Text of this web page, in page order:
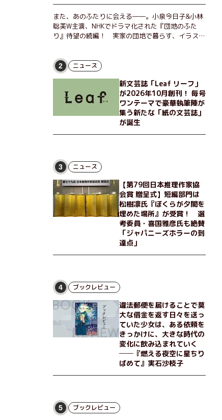
また、あのふたりに会える――。小泉今日子&小林
聡美W主演、NHKでドラマ化された『団地のふた
り』待望の続編！ 実家の団地で暮らす、イラスト
ょっとした贅沢を楽しんだり、近所のおばちゃんの
恋バナを聞いてあげたり、部屋でふたりだけの「台
湾映画祭」を催したり。50代独身、幼なじみの変
わらぬ友情とささやかな幸せの日々を描く。
2 ニュース
新文芸誌「Leaf リーフ」
が2026年10月創刊！ 毎号
ワンテーマで豪華執筆陣が
集う新たな「紙の文芸誌」
が誕生
3 ニュース
【第79回日本推理作家協
会賞 贈呈式】短編部門は
松樹凛氏『ぼくらが夕闇を
埋めた場所』が受賞！ 選
考委員・喜国雅彦氏も絶賛
「ジャパニーズホラーの到
達点」
4 ブックレビュー
違法郵便を届けることで莫
大な借金を返す日々を送っ
ていた少女は、ある依頼を
きっかけに、大きな時代の
変化に飲み込まれていく
──『燃える夜空に星ちり
ばめて』実石沙枝子
5 ブックレビュー